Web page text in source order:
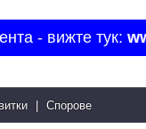
- вижте тук:
Спорове